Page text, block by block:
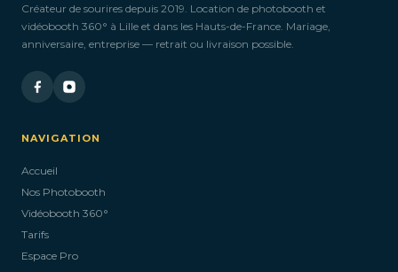
Créateur de sourires depuis 2019. Location de photobooth et
vidéobooth 360° à Lille et dans les Hauts-de-France. Mariage,
anniversaire, entreprise — retrait ou livraison possible.
NAVIGATION
Accueil
Nos Photobooth
Vidéobooth 360°
Tarifs
Espace Pro